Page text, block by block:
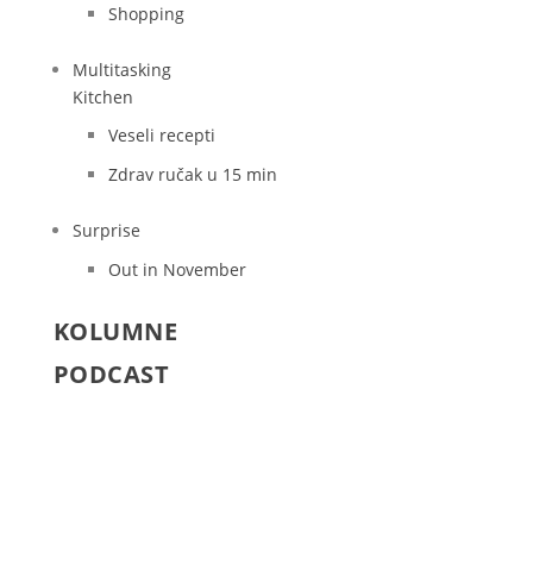
Shopping
Multitasking
Kitchen
Veseli recepti
Zdrav ručak u 15 min
Surprise
Out in November
KOLUMNE
PODCAST